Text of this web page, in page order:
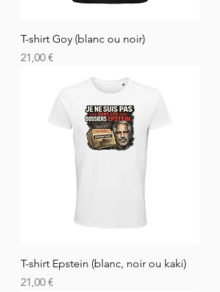
T-shirt Goy (blanc ou noir)
Hinta
21,00 €
T-shirt Epstein (blanc, noir ou kaki)
Hinta
21,00 €